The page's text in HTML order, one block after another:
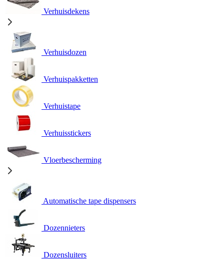
Verhuisdekens
Verhuisdozen
Verhuispakketten
Verhuistape
Verhuisstickers
Vloerbescherming
Automatische tape dispensers
Dozennieters
Dozensluiters